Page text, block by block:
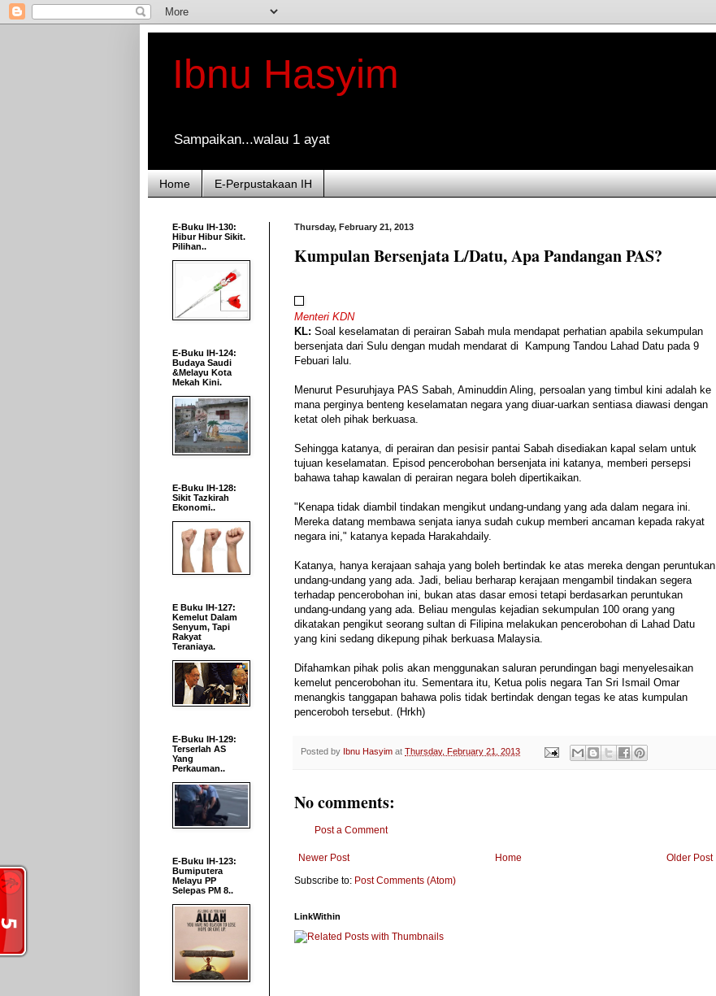
Ibnu Hasyim
Sampaikan...walau 1 ayat
Home E-Perpustakaan IH
Thursday, February 21, 2013
Kumpulan Bersenjata L/Datu, Apa Pandangan PAS?
Menteri KDN
KL: Soal keselamatan di perairan Sabah mula mendapat perhatian apabila sekumpulan
bersenjata dari Sulu dengan mudah mendarat di Kampung Tandou Lahad Datu pada 9
Febuari lalu.
Menurut Pesuruhjaya PAS Sabah, Aminuddin Aling, persoalan yang timbul kini adalah ke
mana perginya benteng keselamatan negara yang diuar-uarkan sentiasa diawasi dengan
ketat oleh pihak berkuasa.
Sehingga katanya, di perairan dan pesisir pantai Sabah disediakan kapal selam untuk
tujuan keselamatan. Episod pencerobohan bersenjata ini katanya, memberi persepsi
bahawa tahap kawalan di perairan negara boleh dipertikaikan.
"Kenapa tidak diambil tindakan mengikut undang-undang yang ada dalam negara ini.
Mereka datang membawa senjata ianya sudah cukup memberi ancaman kepada rakyat
negara ini," katanya kepada Harakahdaily.
Katanya, hanya kerajaan sahaja yang boleh bertindak ke atas mereka dengan peruntukan
undang-undang yang ada. Jadi, beliau berharap kerajaan mengambil tindakan segera
terhadap pencerobohan ini, bukan atas dasar emosi tetapi berdasarkan peruntukan
undang-undang yang ada. Beliau mengulas kejadian sekumpulan 100 orang yang
dikatakan pengikut seorang sultan di Filipina melakukan pencerobohan di Lahad Datu
yang kini sedang dikepung pihak berkuasa Malaysia.
Difahamkan pihak polis akan menggunakan saluran perundingan bagi menyelesaikan
kemelut pencerobohan itu. Sementara itu, Ketua polis negara Tan Sri Ismail Omar
menangkis tanggapan bahawa polis tidak bertindak dengan tegas ke atas kumpulan
penceroboh tersebut. (Hrkh)
Posted by Ibnu Hasyim at Thursday, February 21, 2013
No comments:
Post a Comment
Newer Post Older Post
Home
Subscribe to: Post Comments (Atom)
LinkWithin
E-Buku IH-130:
Hibur Hibur Sikit.
Pilihan..
E-Buku IH-124:
Budaya Saudi
&Melayu Kota
Mekah Kini.
E-Buku IH-128:
Sikit Tazkirah
Ekonomi..
E Buku IH-127:
Kemelut Dalam
Senyum, Tapi
Rakyat
Teraniaya.
E-Buku IH-129:
Terserlah AS
Yang
Perkauman..
E-Buku IH-123:
Bumiputera
Melayu PP
Selepas PM 8..